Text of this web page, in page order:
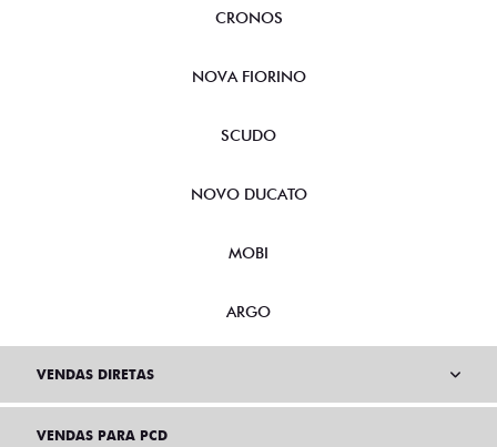
CRONOS
NOVA FIORINO
SCUDO
NOVO DUCATO
MOBI
ARGO
VENDAS DIRETAS
VENDAS PARA PCD